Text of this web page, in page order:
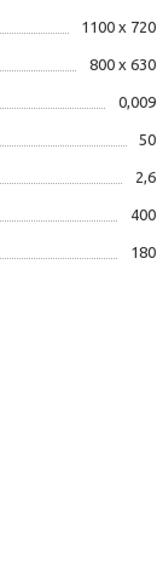
1100 х 720
800 х 630
0,009
50
2,6
400
180